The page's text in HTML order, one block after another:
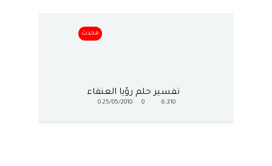
محدث
تفسير حلم رؤيا العنقاء
6,310
25/05/2010
0